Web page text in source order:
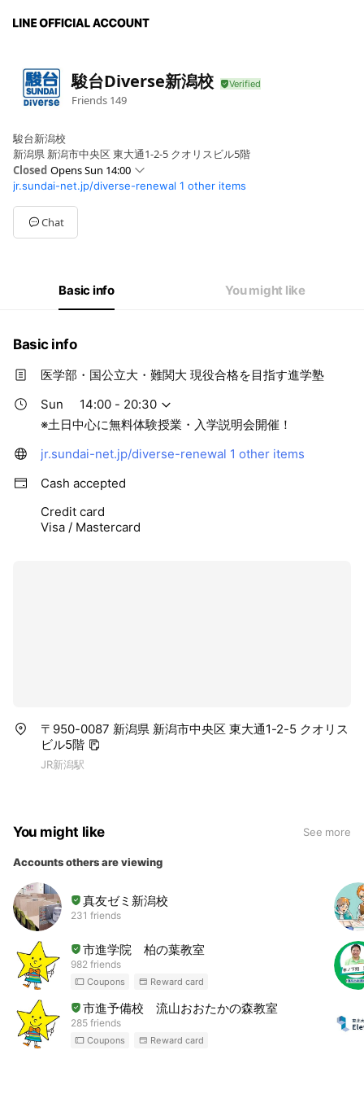
駿台Diverse新潟校
Friends 149
駿台新潟校
新潟県 新潟市中央区 東大通1-2-5 クオリスビル5階
Closed Opens Sun 14:00
Sun14:00 - 20:30
Mon14:00 - 20:30
Tue14:00 - 20:30
Wed14:00 - 20:30
14:00 - 20:30
※土日中心に無料体験授業・入学説明会開催！
jr.sundai-net.jp/diverse-renewal 1 other items
Chat
Basic info You might like
Basic info
医学部・国公立大・難関大 現役合格を目指す進学塾
Sun
14:00 - 20:30
※土日中心に無料体験授業・入学説明会開催！
jr.sundai-net.jp/diverse-renewal 1 other items
Cash accepted
Credit card
Visa / Mastercard
〒950-0087 新潟県 新潟市中央区 東大通1-2-5 クオリス
ビル5階
JR新潟駅
You might like See more
Accounts others are viewing
真友ゼミ新潟校
231 friends
市進学院 柏の葉教室
982 friends
Coupons Reward card
市進予備校 流山おおたかの森教室
285 friends
Coupons Reward card